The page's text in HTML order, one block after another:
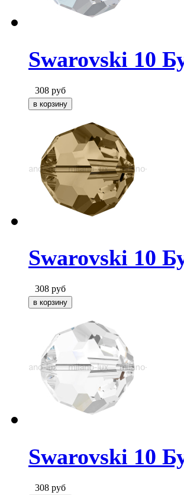
Swarovski 10
308 руб
Swarovski 10
308 руб
Swarovski 10
308 руб